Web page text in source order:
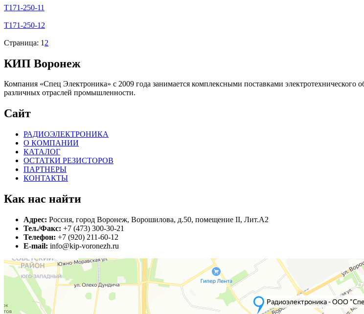
Т171-250-11
Т171-250-12
Страница: 1 2
КИП Воронеж
Компания «Спец Электроника» c 2009 года занимается комплексными поставками
различных отраслей промышленности.
Сайт
РАДИОЭЛЕКТРОНИКА
О КОМПАНИИ
КАТАЛОГ
ОСТАТКИ РЕЗИСТОРОВ
ПАРТНЕРЫ
КОНТАКТЫ
Как нас найти
Адрес: Россия, город Воронеж, Ворошилова, д.50, помещение II, Лит.А2
Тел./Факс: +7 (473) 300-30-21
Телефон: +7 (920) 211-60-12
E-mail: info@kip-voronezh.ru